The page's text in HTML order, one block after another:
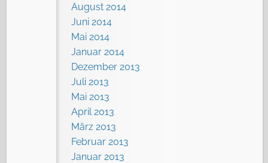
August 2014
Juni 2014
Mai 2014
Januar 2014
Dezember 2013
Juli 2013
Mai 2013
April 2013
März 2013
Februar 2013
Januar 2013